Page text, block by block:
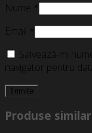
Nume *
Email *
Salvează-mi
navigator pentru
Produse